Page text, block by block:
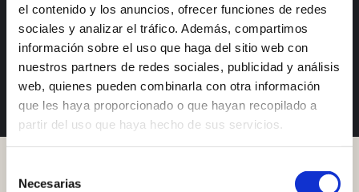
el contenido y los anuncios, ofrecer funciones de redes
sociales y analizar el tráfico. Además, compartimos
información sobre el uso que haga del sitio web con
nuestros partners de redes sociales, publicidad y análisis
web, quienes pueden combinarla con otra información
que les haya proporcionado o que hayan recopilado a
partir del uso que haya hecho de sus servicios.
Necesarias
Google